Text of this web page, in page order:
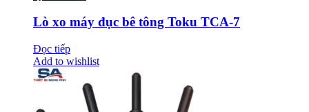
Lò xo máy đục bê tông Toku TCA-7
Đọc tiếp
Add to wishlist